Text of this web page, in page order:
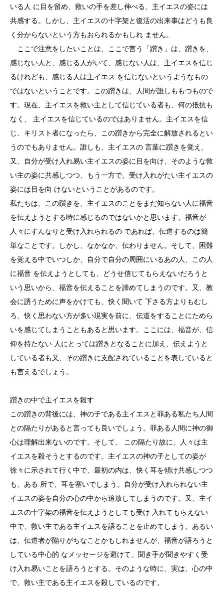
いる人 に目を留め、救いの手を差し伸べる、主イエスの姿には
共感する。しかし、主イエスの十字架と復活の出来事はどうも良
く分からないという方もおられるかもしれ ません。
ここで注意をしたいことは、ここで言う「躓き」は、躓きを、
感じない人と、感じる人がいて、感じない人は、主イエスを信じ
るけれども、感じる人は主イエス を信じないというようなもの
ではないということです。この躓きは、人間が誰しももつもので
す。現在、主イエスを救い主として信じている者も、何の抵抗も
なく、 主イエスを信じているのではありません。主イエスを信
じ、キリスト者になったら、この躓きから完全に解放されるとい
うのでもありません。誰しも、主イエスの 言葉に躓きを覚え、
又、自分が受け入れ易い主イエスの姿に目を向け、そのような救
い主の姿に共感しつつ、もう一方で、受け入れがたい主イエスの
姿には目を向 けないということがあるのです。
私たちは、この躓きを、主イエスのことをまだ知らない人に福音
を伝えようとする時に感じるのではないかと思います。福音が
人々にすんなりと受け入れられるの であれば、伝道するのは簡
単なことです。しかし、なかなか、伝わりません。そして、困難
を覚える中でいつしか、自分で自分の周囲にいるあの人、この人
に福音 を伝えようとしても、どうせ信じてもらえないだろうと
いう思いから、福音を伝えることを諦めてしまうのです。又、教
会に誘うために声をかけても、快く聞いて 下さる方よりもむし
ろ、快く思わない方が多い現実を前に、伝道をすることにためら
いを感じてしまうこともあると思います。ここには、福音が、信
仰を持たない 人にとっては躓きとなることに加え、伝えようと
している者も又、その躓きに支配されていることを表していると
も言えるでしょう。
躓きの中で主イエスを殺す
この躓きの背後には、神の子である主イエスと罪ある私たち人間
との隔たりがあると言っても良いでしょう。罪ある人間に神の御
心は理解出来ないのです。そして、 この隔たり故に、人々は主
イエスを殺そうとするのです。主イエスの神の子としての姿が
徐々に示されて行く中で、最初の内は、快く耳を傾け共感しつつ
も、ある 所で、耳を塞いでしまう。自分が受け入れられない主
イエスの姿を自分の心の中から追放してしまうのです。又、主イ
エスの十字架の福音を伝えようとしても受け 入れてもらえない
中で、救い主である主イエスを語ることを止めてしまう。あるい
は、伝道者が陥りがちなことかもしれませんが、福音が語ろうと
している中心的 なメッセージを避けて、聞き手が聞きやすく受
け入れ易いことを語ろうとする。そのような時に、実は、心の中
で、救い主である主イエスを殺しているのです。